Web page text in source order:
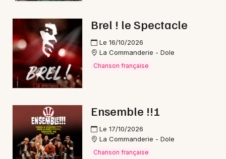
Sorties & loisirs
Marché de Noël dans le Jura
Marché de Noël en Franche-Comté
Marché de Noël en Bourgogne-Franche-Comté
Brel ! le Spectacle
Le 16/10/2026
La Commanderie - Dole
Chanson française
Ensemble !!!
Le 17/10/2026
La Commanderie - Dole
Chanson française